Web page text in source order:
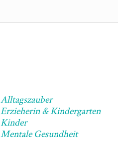
Alltagszauber
Erzieherin & Kindergarten
Kinder
Mentale Gesundheit